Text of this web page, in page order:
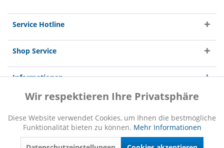
Service Hotline
Shop Service
Informationen
Nachnahmegebühren, wenn nicht anders beschrieben
Funktionale Aktiv
Marketing Inaktiv
Wir respektieren Ihre Privatsphäre
Diese Website verwendet Cookies, um Ihnen die bestmögliche
Funktionalität bieten zu können. Mehr Informationen